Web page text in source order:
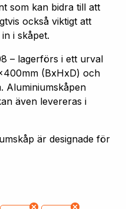
som kan bidra till att
också viktigt att
i skåpet.
– lagerförs i ett urval
(BxHxD) och
Aluminiumskåpen
även levereras i
är designade för